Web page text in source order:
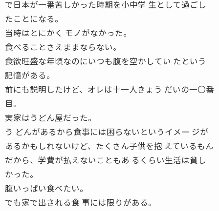
で日本が一番苦しかった時期を小中学 生として過ごし
たことになる。
当時はとにかく モノがなかった。
食べることさえままならない。
食欲旺盛な年頃なのにいつも腹を空かしてい たという
記憶がある。
前にも説明したけど、オレは十一人きょう だいの一〇番
目。
実家はうどん屋だった。
う どんがあるから食事には困らないというイメー ジが
あるかもしれないけど、たくさん子供を抱 えているもん
だから、学費が払えないこともあ るくらい生活は貧し
かった。
腹いっぱい食べたい。
でも家で出される食 事には限りがある。